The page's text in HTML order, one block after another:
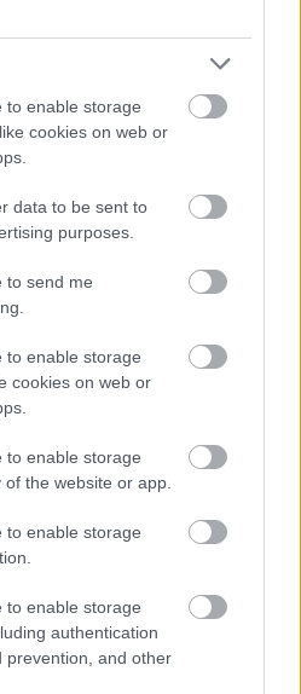
to enable storage
cookies on web or
data to be sent to
purposes.
to send me
to enable storage
cookies on web or
to enable storage
the website or app.
to enable storage
to enable storage
authentication
prevention, and other
UTOLSÓ PAKSI TURBINA
egyelőre stabil az ország
továbbra is takarékosságra kérik
IDEJÉRE: A GYŐR
BIZTATJA A